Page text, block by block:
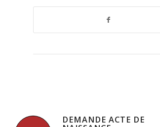
DEMANDE ACTE DE